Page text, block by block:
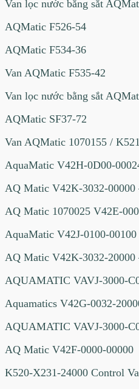
Van lọc nước bằng sắt
AQMatic F526-54
AQMatic F534-36
Van AQMatic F535-42
Van lọc nước bằng sắt
AQMatic SF37-72
Van AQMatic 1070155 /
AquaMatic V42H-0D00-
AQ Matic V42K-3032-00000
AQ Matic 1070025 V42E-
AquaMatic V42J-0100-
AQ Matic V42K-3032-20000
AQUAMATIC VAVJ-3000-
Aquamatics V42G-0032-
AQUAMATIC VAVJ-3000-
AQ Matic V42F-0000-00000
K520-X231-24000 Control